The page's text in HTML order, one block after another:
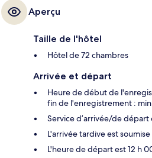
Aperçu
Taille de l'hôtel
Hôtel de 72 chambres
Arrivée et départ
Heure de début de
fin de l'enregistrement :
Service d’arrivée/de départ
L'arrivée tardive est
L'heure de départ est 12 h